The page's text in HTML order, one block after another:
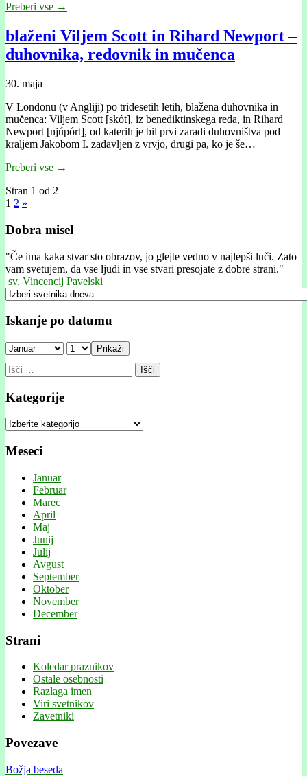
Preberi vse →
blaženi Viljem Scott in Rihard Newport –
duhovnika, redovnik in mučenca
30. maja
V Londonu (v Angliji) po tridesetih letih, blažena duhovnika in
mučenca: Viljem Scott [skót], iz benediktinskega reda, in Rihard
Newport [njúpórt], od katerih je bil prvi zaradi duhovništva pod
kraljem Jakobom I. zadavljen z vrvjo, drugi pa, ko je še…
Preberi vse →
Stran 1 od 2
1 2 »
Dobra misel
"Če ima kaka stvar sto obrazov, jo glejte vedno v najlepši luči. Zato
vam svetujem, da vse ljudi in vse stvari presojate z dobre strani."
sv. Vincencij Pavelski
Iskanje po datumu
Prikaži
Išči:
Kategorije
Kategorije
Meseci
Januar
Februar
Marec
April
Maj
Junij
Julij
Avgust
September
Oktober
November
December
Strani
Koledar praznikov
Ostale osebnosti
Razlaga imen
Viri svetnikov
Zavetniki
Povezave
Božja beseda